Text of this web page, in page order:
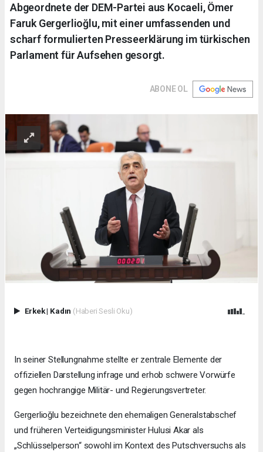
Abgeordnete der DEM-Partei aus Kocaeli, Ömer
Faruk Gergerlioğlu, mit einer umfassenden und
scharf formulierten Presseerklärung im türkischen
Parlament für Aufsehen gesorgt.
ABONE OL
Erkek| Kadın (Haberi Sesli Oku)
In seiner Stellungnahme stellte er zentrale Elemente der
offiziellen Darstellung infrage und erhob schwere Vorwürfe
gegen hochrangige Militär- und Regierungsvertreter.
Gergerlioğlu bezeichnete den ehemaligen Generalstabschef
und früheren Verteidigungsminister Hulusi Akar als
„Schlüsselperson“ sowohl im Kontext des Putschversuchs als